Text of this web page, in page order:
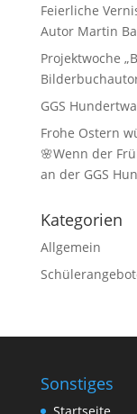
Feierliche
Autor Martin
Projektwoche
GGS
Frohe Ostern
🌸Wenn der
an der GGS
Kategorien
Allgemein
Sonstiges